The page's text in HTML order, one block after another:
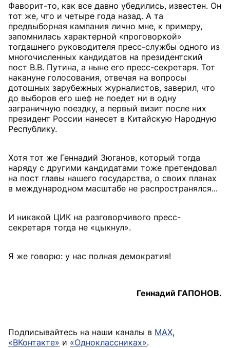
Фаворит-то, как все давно убедились, известен. Он
тот же, что и четыре года назад. А та
предвыборная кампания лично мне, к примеру,
запомнилась характерной «проговоркой»
тогдашнего руководителя пресс-службы одного из
многочисленных кандидатов на президентский
пост В.В. Путина, а ныне его пресс-секретаря. Тот
накануне голосования, отвечая на вопросы
дотошных зарубежных журналистов, заверил, что
до выборов его шеф не поедет ни в одну
заграничную поездку, а первый визит после них
президент России нанесет в Китайскую Народную
Республику.
Хотя тот же Геннадий Зюганов, который тогда
наряду с другими кандидатами тоже претендовал
на пост главы нашего государства, о своих планах
в международном масштабе не распространялся...
И никакой ЦИК на разговорчивого пресс-
секретаря тогда не «цыкнул».
Я же говорю: у нас полная демократия!
Геннадий ГАПОНОВ.
Подписывайтесь на наши каналы в MAX,
«ВКонтакте» и «Одноклассниках».